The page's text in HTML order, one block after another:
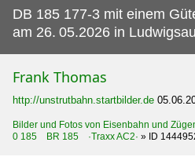
DB 185 177-3 mit einem
am 26. 05.2026 in
Frank Thomas
http://unstrutbahn.startbilder.de
Bilder und Fotos von Eisenbahn und
0 185 BR 185 ·Traxx AC2· » ID